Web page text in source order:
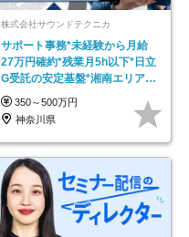
株式会社サウンドテクニカ
サポート事務*未経験から月給
27万円確約*残業月5h以下*日立
G受託の安定基盤*湘南エリア勤
務
350～500万円
神奈川県